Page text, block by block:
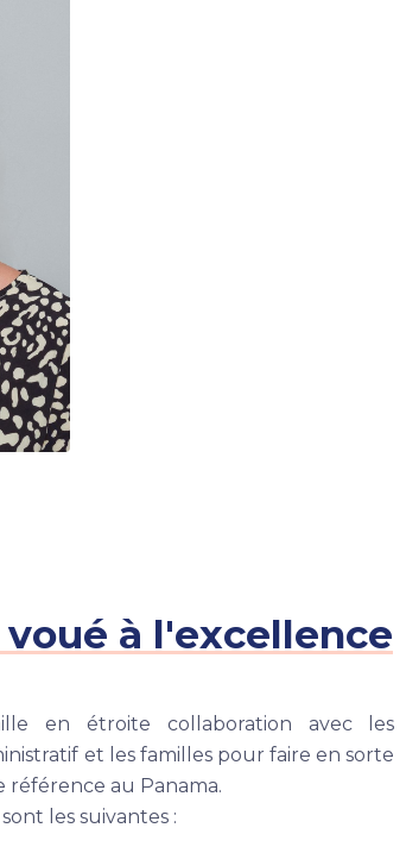
à l'excellence
en étroite collaboration avec les
et les familles pour faire en sorte
référence au Panama.
les suivantes :